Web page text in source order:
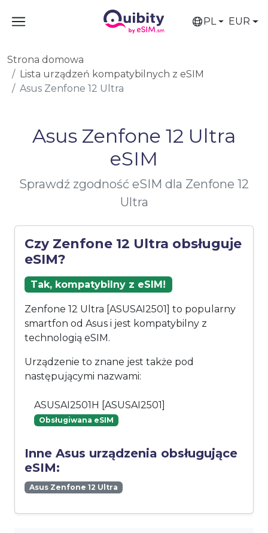
PL EUR
Strona domowa
Lista urządzeń kompatybilnych z eSIM
Asus Zenfone 12 Ultra
Asus Zenfone 12 Ultra
eSIM
Sprawdź zgodność eSIM dla Zenfone 12
Ultra
Czy Zenfone 12 Ultra obsługuje
eSIM?
Tak, kompatybilny z eSIM!
Zenfone 12 Ultra [ASUSAI2501] to popularny
smartfon od Asus i jest kompatybilny z
technologią eSIM.
Urządzenie to znane jest także pod
następującymi nazwami:
ASUSAI2501H [ASUSAI2501]
Obsługiwana eSIM
Inne Asus urządzenia obsługujące
eSIM:
Asus Zenfone 12 Ultra